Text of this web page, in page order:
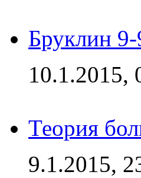
Бруклин 9-
10.1.2015,
Теория
9.1.2015,